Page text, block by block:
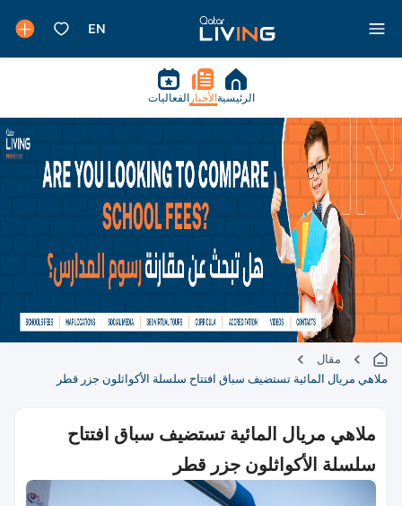
الرئيسية الأخبار الفعاليات
مقال
ملاهي مريال المائية تستضيف سباق افتتاح سلسلة الأكواثلون جزر قطر
ملاهي مريال المائية تستضيف سباق افتتاح
سلسلة الأكواثلون جزر قطر